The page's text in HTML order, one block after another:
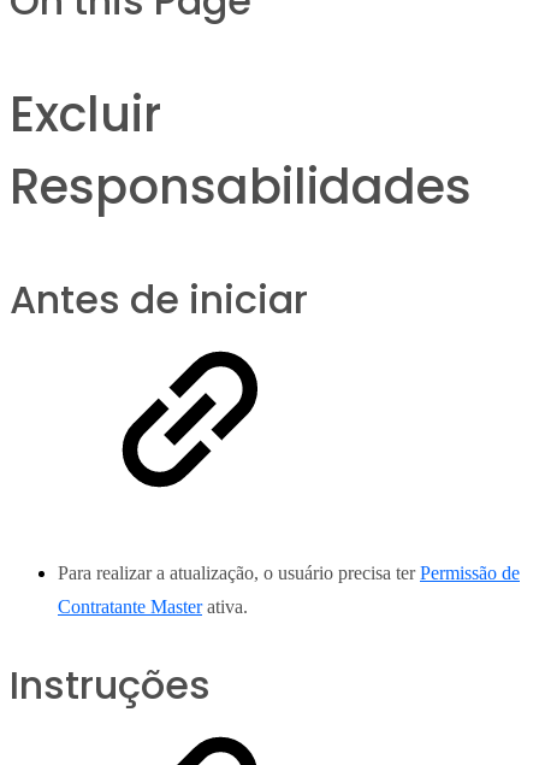
Excluir
Responsabilidades
Antes de iniciar
Para realizar a atualização, o usuário precisa terPermissão de
Contratante Masterativa.
Instruções